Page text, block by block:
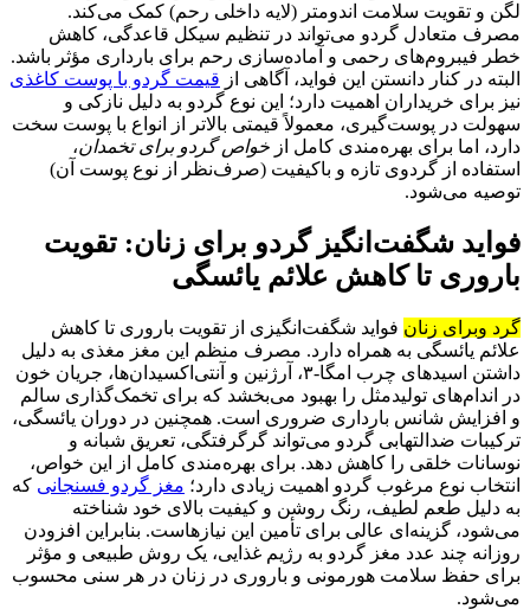
لگن و تقویت سلامت اندومتر (لایه داخلی رحم) کمک می‌کند.
مصرف متعادل گردو می‌تواند در تنظیم سیکل قاعدگی، کاهش
خطر فیبروم‌های رحمی و آماده‌سازی رحم برای بارداری مؤثر باشد.
البته در کنار دانستن این فواید، آگاهی از قیمت‌ گردو‌ با‌ پوست‌ کاغذی
نیز برای خریداران اهمیت دارد؛ این نوع گردو به دلیل نازکی و
سهولت در پوست‌گیری، معمولاً قیمتی بالاتر از انواع با پوست سخت
دارد، اما برای بهره‌مندی کامل از خواص‌ گردو‌ برای‌ تخمدان،
استفاده از گردوی تازه و باکیفیت (صرف‌نظر از نوع پوست آن)
توصیه می‌شود.
فواید شگفت‌انگیز گردو برای زنان: تقویت
باروری تا کاهش علائم یائسگی
گرد و‌برای‌ زنان فواید شگفت‌انگیزی از تقویت باروری تا کاهش
علائم یائسگی به همراه دارد. مصرف منظم این مغز مغذی به دلیل
داشتن اسیدهای چرب امگا‑۳، آرژنین و آنتی‌اکسیدان‌ها، جریان خون
در اندام‌های تولیدمثل را بهبود می‌بخشد که برای تخمک‌گذاری سالم
و افزایش شانس بارداری ضروری است. همچنین در دوران یائسگی،
ترکیبات ضدالتهابی گردو می‌تواند گرگرفتگی، تعریق شبانه و
نوسانات خلقی را کاهش دهد. برای بهره‌مندی کامل از این خواص،
انتخاب نوع مرغوب گردو اهمیت زیادی دارد؛ مغز‌ گردو‌ فسنجانی که
به دلیل طعم لطیف، رنگ روشن و کیفیت بالای خود شناخته
می‌شود، گزینه‌ای عالی برای تأمین این نیازهاست. بنابراین افزودن
روزانه چند عدد مغز‌ گردو‌ به رژیم غذایی، یک روش طبیعی و مؤثر
برای حفظ سلامت هورمونی و باروری در زنان در هر سنی محسوب
می‌شود.